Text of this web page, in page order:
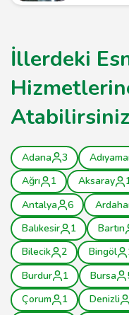
İllerdeki
Atabilirsiniz
Adana 3
Ağrı
1 Aksaray
Antalya
6
Balıkesir
1 Bartın
Bilecik
2 Bingöl
Burdur
1 Bursa
Çorum
1 Denizli